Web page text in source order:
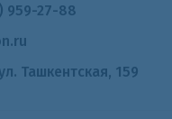
959-27-88
Ташкентская, 159